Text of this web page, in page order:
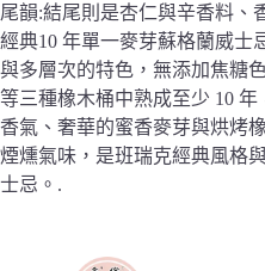
尾韻:結尾則是杏仁與辛香料、
經典10 年單一麥芽蘇格蘭威士
與多層次的特色，無添加焦糖
等三種橡木桶中熟成至少 10
香氣、奢華的蜜香麥芽與烘烤
煙燻氣味，是班瑞克經典風格
士忌。.